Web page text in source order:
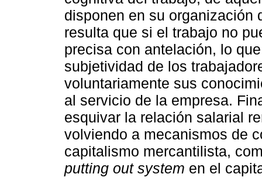
disponen en su organización
resulta que si el trabajo no
precisa con antelación, lo
subjetividad de los
voluntariamente sus
al servicio de la empresa.
esquivar la relación salarial
volviendo a mecanismos de
capitalismo mercantilista,
putting out system en el